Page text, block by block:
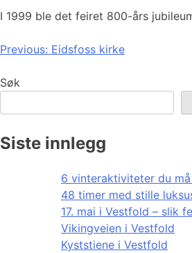
I 1999 ble det feiret 800-års
Innleggsnavigasjon
Previous: Eidsfoss kirke
Søk
Siste innlegg
6 vinteraktiviteter du
48 timer med stille
17. mai i Vestfold – slik
Vikingveien i Vestfold
Kyststiene i Vestfold